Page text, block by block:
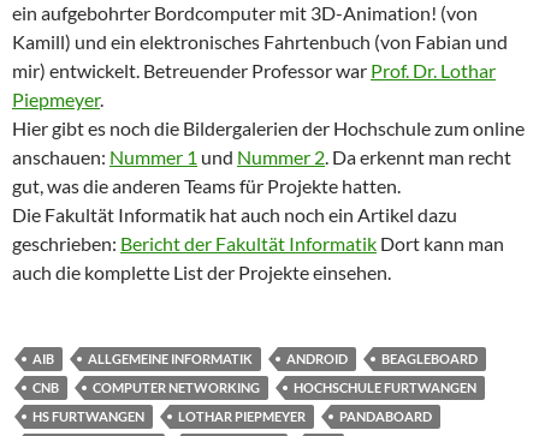
ein aufgebohrter Bordcomputer mit 3D-Animation! (von
Kamill) und ein elektronisches Fahrtenbuch (von Fabian und
mir) entwickelt. Betreuender Professor war Prof. Dr. Lothar
Piepmeyer.
Hier gibt es noch die Bildergalerien der Hochschule zum online
anschauen: Nummer 1 und Nummer 2. Da erkennt man recht
gut, was die anderen Teams für Projekte hatten.
Die Fakultät Informatik hat auch noch ein Artikel dazu
geschrieben: Bericht der Fakultät Informatik Dort kann man
auch die komplette List der Projekte einsehen.
AIB ALLGEMEINE INFORMATIK ANDROID
BEAGLEBOARD
CNB
COMPUTER NETWORKING
HOCHSCHULE FURTWANGEN
HS FURTWANGEN
LOTHAR PIEPMEYER
PANDABOARD